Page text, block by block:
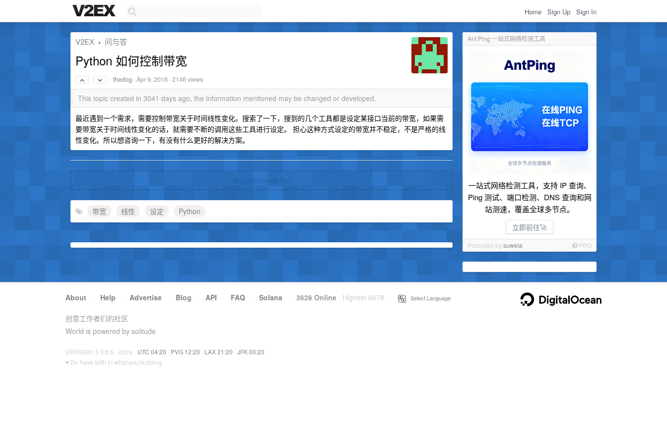
Home Sign Up Sign In
Ant Ping 一站式网络检测工具
一站式网络检测工具，支持 IP 查询、
Ping 测试、端口检测、DNS 查询和网
站测速，覆盖全球多节点。
立即前往🚀
Promoted bysuweia PRO
V2EX › 问与答
Python 如何控制带宽
thedog ·Apr 9, 2018 · 2146 views
This topic created in 3041 days ago, the information mentioned may be changed or developed.
最近遇到一个需求，需要控制带宽关于时间线性变化。搜索了一下，搜到的几个工具都是设定某接口当前的带宽，如果需
要带宽关于时间线性变化的话，就需要不断的调用这些工具进行设定。 担心这种方式设定的带宽并不稳定，不是严格的线
性变化。所以想咨询一下，有没有什么更好的解决方案。
No Comments Yet
带宽 线性 设定 Python
About · Help · Advertise · Blog · API · FAQ · Solana · 3626 Online Highest 6679 Select Language
创意工作者们的社区
World is powered by solitude
VERSION: 3.9.8.5 · 22ms · UTC 04:20 · PVG 12:20 · LAX 21:20 · JFK 00:20
♥ Do have faith in what you're doing.